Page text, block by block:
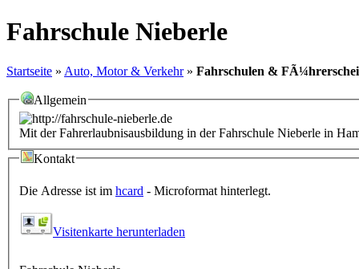
Fahrschule Nieberle
Startseite » Auto, Motor & Verkehr» Fahrschulen &
Allgemein
Mit der Fahrerlaubnisausbildung in der Fahrschule Nieberle in
Kontakt
Die Adresse ist im hcard - Microformat hinterlegt.
Visitenkarte herunterladen